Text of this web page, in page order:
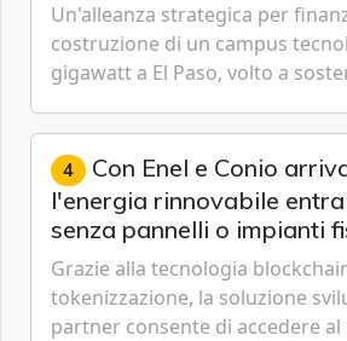
Un'alleanza strategica per
costruzione di un campus
gigawatt a El Paso, volto a
artificiale dell'azienda di Mark
4 Con Enel e Conio
l'energia rinnovabile
senza pannelli o impianti
Grazie alla tecnologia
tokenizzazione, la soluzione
partner consente di accedere